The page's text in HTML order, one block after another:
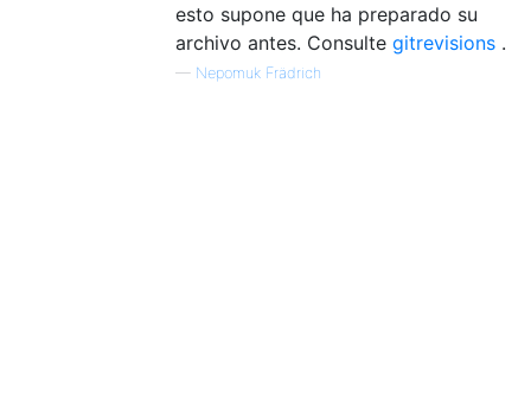
esto supone que ha preparado su
archivo antes. Consulte gitrevisions .
— Nepomuk Frädrich